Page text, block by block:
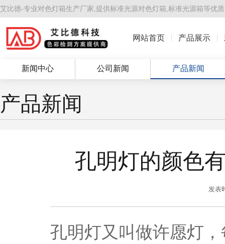
艾比德-专业对色灯箱生产厂家,提供标准光源对色灯箱,标准光源箱等优
网站首页 产品展示
新闻中心 公司新闻 产品新闻
产品新闻
孔明灯的颜色
发表
孔明灯又叫做许愿灯